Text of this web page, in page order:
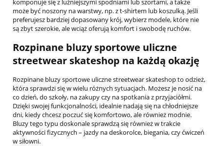
może być noszony na warstwy, np. z t-shirtem lub koszulką. Jeśli
preferujesz bardziej dopasowany krój, wybierz modele, które nie
są zbyt szerokie, ale wciąż oferują komfort i swobodę ruchów.
Rozpinane bluzy sportowe uliczne
streetwear skateshop na każdą okazję
Rozpinane bluzy sportowe uliczne streetwear skateshop to odzież,
która sprawdzi się w wielu różnych sytuacjach. Możesz je nosić na
co dzień, do szkoły, na zakupy czy na spotkania z przyjaciółmi.
Dzięki swojej funkcjonalności, idealnie nadają się na chłodniejsze
dni, kiedy chcesz poczuć się komfortowo, ale również modnie.
Bluzy tego typu doskonale sprawdzą się również w trakcie
aktywności fizycznych – jazdy na deskorolce, biegania, czy ćwiczeń
w siłowni.